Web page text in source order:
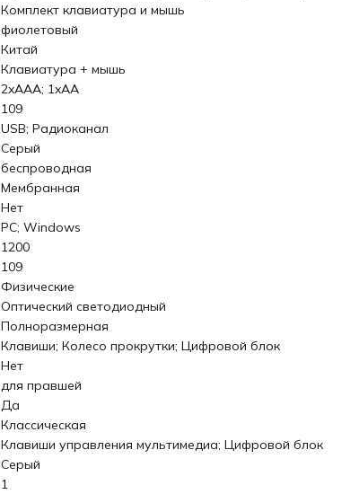
Комплект клавиатура и мышь
фиолетовый
Китай
Клавиатура + мышь
2xAAA; 1xAA
109
USB; Радиоканал
Серый
беспроводная
Мембранная
Нет
PC; Windows
1200
109
Физические
Оптический светодиодный
Полноразмерная
Клавиши; Колесо прокрутки; Цифровой блок
Нет
для правшей
Да
Классическая
Клавиши управления мультимедиа; Цифровой блок
Серый
1